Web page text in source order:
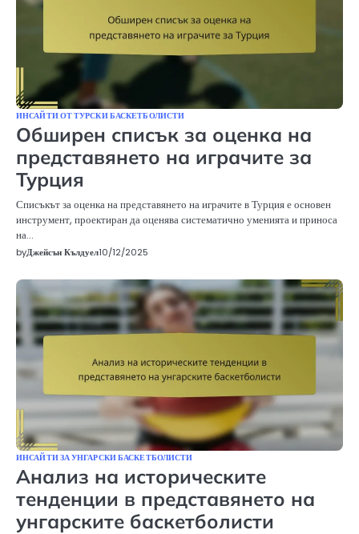
ИНСАЙТИ ОТ ТУРСКИ БАСКЕТБОЛИСТИ
Обширен списък за оценка на
представянето на играчите за
Турция
Списъкът за оценка на представянето на играчите в Турция е основен
инструмент, проектиран да оценява систематично уменията и приноса
на…
byДжейсън Кълдуел10/12/2025
ИНСАЙТИ ЗА УНГАРСКИ БАСКЕТБОЛИСТИ
Анализ на историческите
тенденции в представянето на
унгарските баскетболисти